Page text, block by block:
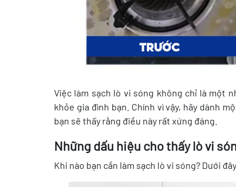
Việc làm sạch lò vi sóng không chỉ là một
khỏe gia đình bạn. Chính vì vậy, hãy dành
bạn sẽ thấy rằng điều này rất xứng đáng.
Những dấu hiệu cho thấy lò vi
Khi nào bạn cần làm sạch lò vi sóng? Dưới